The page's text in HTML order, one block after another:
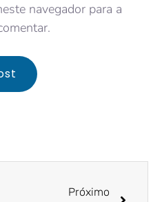
navegador para a
Próximo